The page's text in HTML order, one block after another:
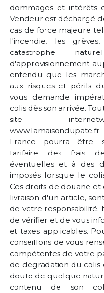
dommages et intérêts
Vendeur est déchargé
cas de force majeure
l'incendie, les
catastrophe
d'approvisionnement
entendu que les
aux risques et périls
vous demande
colis dès son arrivée.
site
France pourra être
tarifaire des frais
éventuelles et à des
imposés lorsque le
Ces droits de douane et
livraison d'un article,
de votre responsabilité.
de vérifier et de vous
et taxes applicables.
conseillons de vous
compétentes de votre
de dégradation du colis
doute de quelque
contenu de son